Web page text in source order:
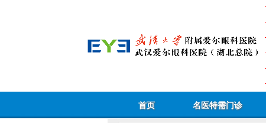
首页 名医特需门诊